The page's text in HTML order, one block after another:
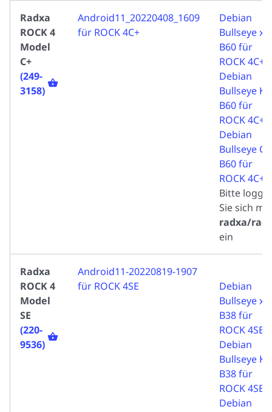
Radxa
ROCK 4
Model
C+
(249-
3158)
Android11_20220408_1609
für ROCK 4C+
Debian
Bullseye
B60 für
ROCK 4C+
Debian
Bullseye
B60 für
ROCK 4C+
Debian
Bullseye
B60 für
ROCK 4C+
Bitte
Sie sich mit
radxa/
ein
Radxa
ROCK 4
Model
SE
(220-
9536)
Android11-20220819-1907
für ROCK 4SE
Debian
Bullseye
B38 für
ROCK 4SE
Debian
Bullseye
B38 für
ROCK 4SE
Debian